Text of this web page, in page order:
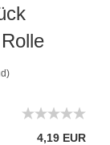
4,19 EUR